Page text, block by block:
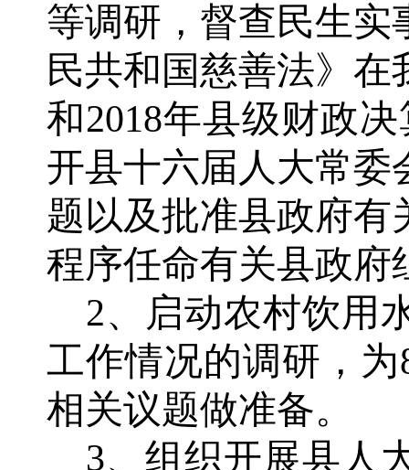
等调研，督查民生实
民共和国慈善法》
和2018年县级财政
开县十六届人大常委
题以及批准县政府有
程序任命有关县政府
2、启动农村饮用
工作情况的调研，
相关议题做准备。
3、组织开展县人